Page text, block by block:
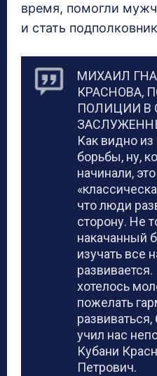
время, помогли
и стать
МИХАИЛ
КРАСНОВА,
ПОЛИЦИИ В
Как видно
борьбы, ну,
начинали,
что люди
сторону. Не
накачанный
изучать все
хотелось
пожелать
учил нас
Кубани
Петрович.